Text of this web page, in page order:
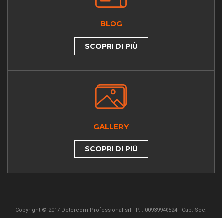
BLOG
SCOPRI DI PIÙ
GALLERY
SCOPRI DI PIÙ
Copyright © 2017 Detercom Professional srl - P.I. 00939940524 - Cap. Soc.